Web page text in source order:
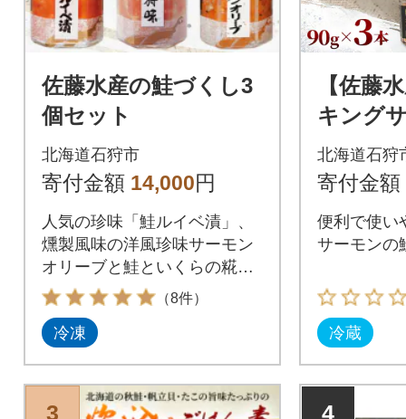
佐藤水産の鮭づくし3
個セット
北海道石狩市
寄付金額 14,000円
人気の珍味「鮭ルイベ漬」、
燻製風味の洋風珍味サーモン
オリーブと鮭といくらの糀漬
け石狩味の3種セット
（8件）
冷凍
【佐藤
キング
フレー
北海道石狩
寄付金額
便利で使い
サーモンの
冷蔵
3 4